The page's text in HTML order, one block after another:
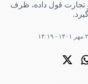
تجارت قول داده، ظرف